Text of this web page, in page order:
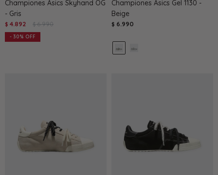
Championes Asics Skyhand OG
- Gris
$ 4.892 $ 6.990
30
Championes Asics Gel 1130 -
Beige
$ 6.990